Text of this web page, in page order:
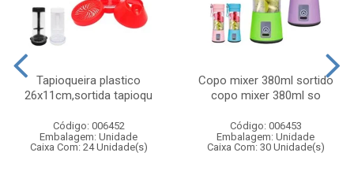
Tapioqueira plastico
26x11cm,sortida tapioqu
Código: 006452
Embalagem: Unidade
Caixa Com: 24 Unidade(s)
Copo mixer 380ml sortido
copo mixer 380ml so
Código: 006453
Embalagem: Unidade
Caixa Com: 30 Unidade(s)